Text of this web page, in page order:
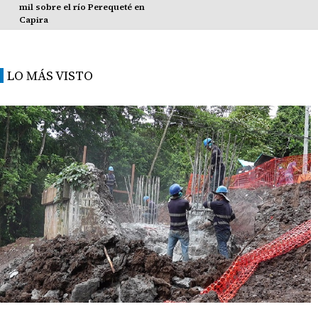
mil sobre el río Perequeté en
Capira
LO MÁS VISTO